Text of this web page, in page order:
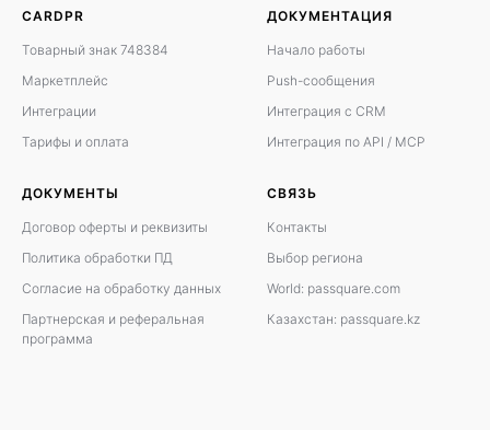
CARDPR
Товарный знак 748384
Маркетплейс
Интеграции
Тарифы и оплата
ДОКУМЕНТАЦИЯ
Начало работы
Push-сообщения
Интеграция с CRM
Интеграция по API / MCP
ДОКУМЕНТЫ
Договор оферты и реквизиты
Политика обработки ПД
Согласие на обработку данных
Партнерская и реферальная
программа
СВЯЗЬ
Контакты
Выбор региона
World: passquare.com
Казахстан: passquare.kz